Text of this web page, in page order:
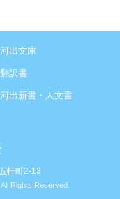
河出文庫
翻訳書
河出新書・人文書
軒町2-13
Rights Reserved.